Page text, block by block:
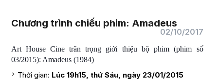
Chương trình chiếu phim: Amadeus
02/10/2017
Art House Cine trân trọng giới thiệu bộ phim (phim số
03/2015): Amadeus (1984)
Thời gian: Lúc 19h15, thứ Sáu, ngày 23/01/2015